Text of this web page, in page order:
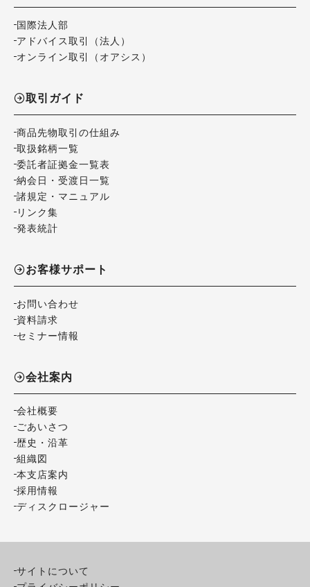
国際法人部
アドバイス取引（法人）
オンライン取引（オアシス）
取引ガイド
商品先物取引の仕組み
取扱銘柄一覧
委託者証拠金一覧表
納会日・受渡日一覧
諸規定・マニュアル
リンク集
発表統計
お客様サポート
お問い合わせ
資料請求
セミナー情報
会社案内
会社概要
ごあいさつ
歴史・沿革
組織図
本支店案内
採用情報
ディスクロージャー
サイトについて